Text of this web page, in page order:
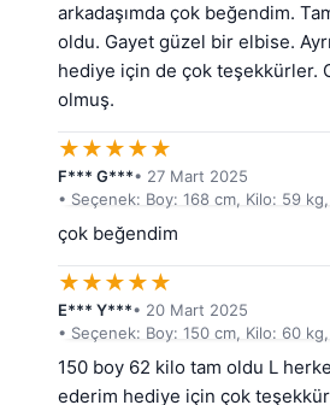
arkadaşımda çok beğendim.
oldu. Gayet güzel bir elbise.
hediye için de çok teşekkürler.
olmuş.
★★★★★
F*** G***• 27 Mart 2025
• Seçenek: Boy: 168 cm, Kilo: 59
çok beğendim
★★★★★
E*** Y***• 20 Mart 2025
• Seçenek: Boy: 150 cm, Kilo: 60
150 boy 62 kilo tam oldu L
ederim hediye için çok